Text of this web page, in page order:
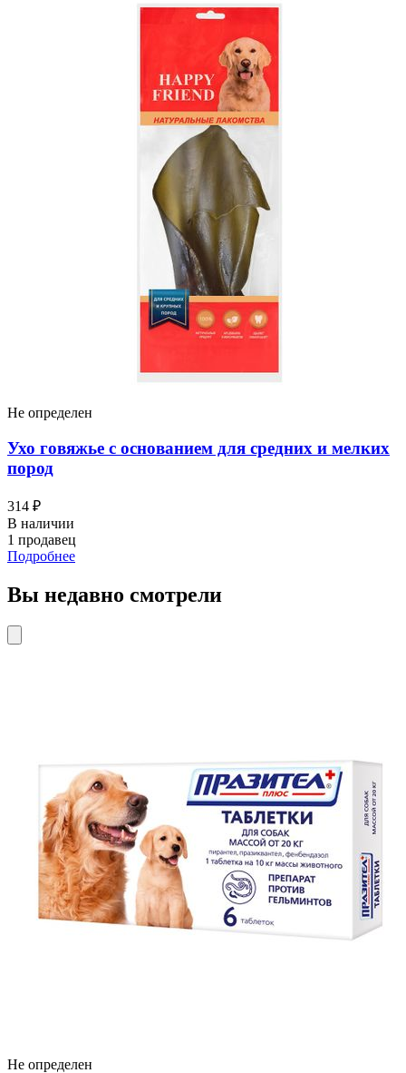
Не определен
Ухо говяжье с основанием для средних и мелких
пород
314 ₽
В наличии
1 продавец
Подробнее
Вы недавно смотрели
Не определен